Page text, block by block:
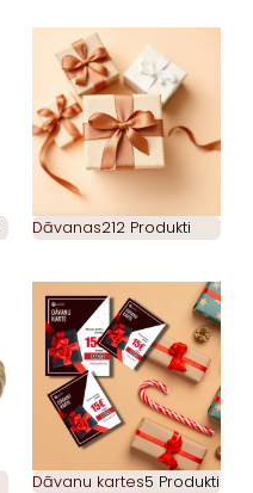
Dāvanas212 Produkti
Dāvanu kartes5 Produkti